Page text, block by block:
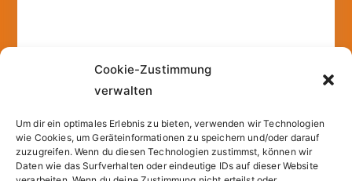
Cookie-Zustimmung
verwalten
Um dir ein optimales Erlebnis zu bieten, verwenden wir Technologien
wie Cookies, um Geräteinformationen zu speichern und/oder darauf
zuzugreifen. Wenn du diesen Technologien zustimmst, können wir
Daten wie das Surfverhalten oder eindeutige IDs auf dieser Website
DescriptionAdditional information
Schüssel zu schaben
Material: Holz / PP